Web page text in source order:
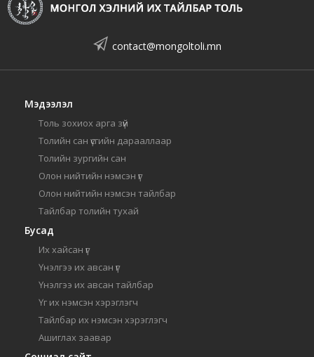
contact@mongoltoli.mn
Мэдээлэл
Толь зохиох арга зүй
Толийн сан үсгийн дарааллаар
Толийн зургийн сан
Олон нийтийн нэмсэн үг
Олон нийтийн нэмсэн тайлбар
Тайлбар толийн тухай
Бусад
Их хайсан үг
Үнэлгээ их авсан үг
Үнэлгээ их авсан тайлбар
Үг их нэмсэн хэрэглэгч
Тайлбар их нэмсэн хэрэглэгч
Ашиглах заавар